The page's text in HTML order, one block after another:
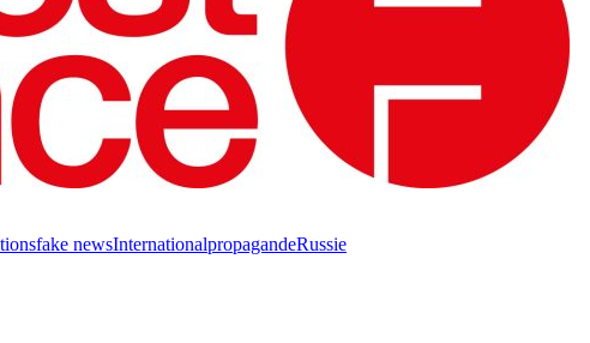
fake newsInternationalpropagandeRussie